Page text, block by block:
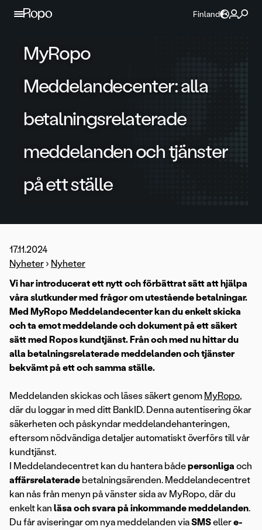
Hoppa till innehållet
Finland
MyRopo
Meddelandecenter: alla
betalningsrelaterade
meddelanden och tjänster
på ett ställe
17.11.2024
Nyheter › Nyheter
Vi har introducerat ett nytt och förbättrat sätt att hjälpa
våra slutkunder med frågor om utestående betalningar.
Med MyRopo Meddelandecenter kan du enkelt skicka
och ta emot meddelande och dokument på ett säkert
sätt med Ropos kundtjänst. Från och med nu hittar du
alla betalningsrelaterade meddelanden och tjänster
bekvämt på ett och samma ställe.
Meddelanden skickas och läses säkert genom MyRopo,
där du loggar in med ditt BankID. Denna autentisering ökar
säkerheten och påskyndar meddelandehanteringen,
eftersom nödvändiga detaljer automatiskt överförs till vår
kundtjänst.
I Meddelandecentret kan du hantera bådepersonliga och
affärsrelaterade betalningsärenden. Meddelandecentret
kan nås från menyn på vänster sida av MyRopo, där du
enkelt kan läsa och svara på inkommande meddelanden.
Du får aviseringar om nya meddelanden viaSMSellere-